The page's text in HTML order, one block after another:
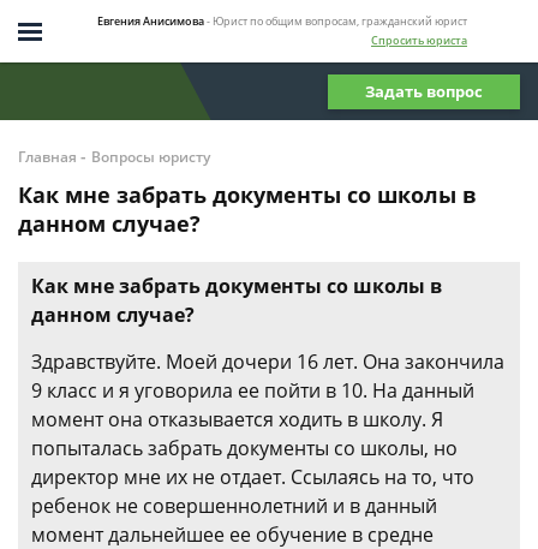
Евгения Анисимова- Юрист по общим вопросам, гражданский юрист
Спросить юриста
Задать вопрос
Главная - Вопросы юристу
Как мне забрать документы со школы в
данном случае?
Как мне забрать документы со школы в
данном случае?
Здравствуйте. Моей дочери 16 лет. Она закончила
9 класс и я уговорила ее пойти в 10. На данный
момент она отказывается ходить в школу. Я
попыталась забрать документы со школы, но
директор мне их не отдает. Ссылаясь на то, что
ребенок не совершеннолетний и в данный
момент дальнейшее ее обучение в средне